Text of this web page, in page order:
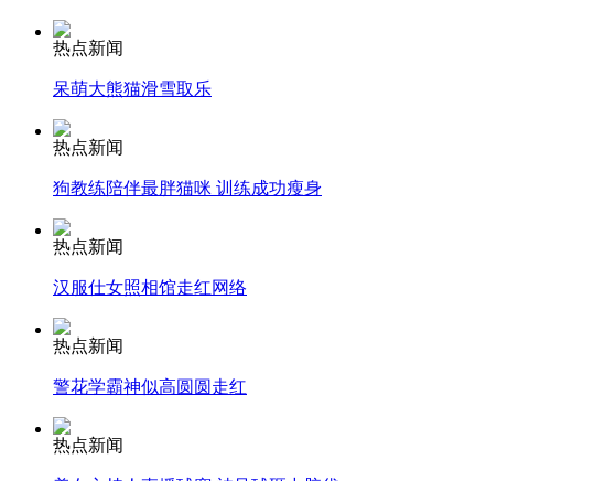
安徽一实载49人客车翻车
消防员救轻生者
司机酒驾遇交警 急速倒车逃窜
热点新闻
呆萌大熊猫滑雪取乐
热点新闻
狗教练陪伴最胖猫咪 训练成功瘦身
热点新闻
汉服仕女照相馆走红网络
热点新闻
警花学霸神似高圆圆走红
热点新闻